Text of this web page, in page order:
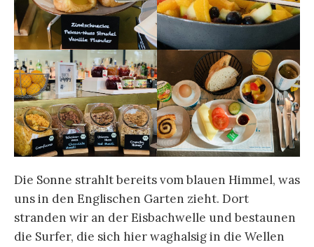
Die Sonne strahlt bereits vom blauen Himmel, was
uns in den Englischen Garten zieht. Dort
stranden wir an der Eisbachwelle und bestaunen
die Surfer, die sich hier waghalsig in die Wellen